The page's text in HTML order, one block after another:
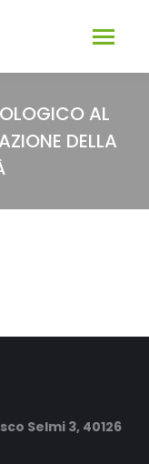
AL
DELLA
Selmi 3, 40126